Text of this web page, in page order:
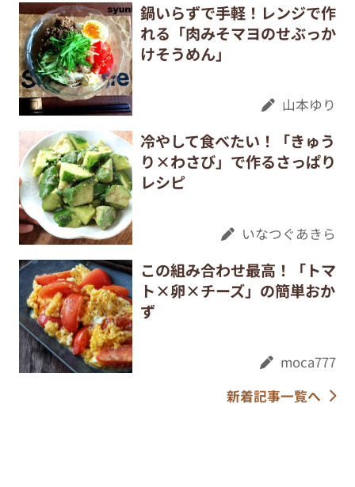
鍋いらずで手軽！レンジで作
れる「肉みそマヨのせぶっか
けそうめん」
山本ゆり
冷やして食べたい！「きゅう
り×わさび」で作るさっぱり
レシピ
いなつぐあきら
この組み合わせ最高！「トマ
ト×卵×チーズ」の簡単おか
ず
moca777
新着記事一覧へ